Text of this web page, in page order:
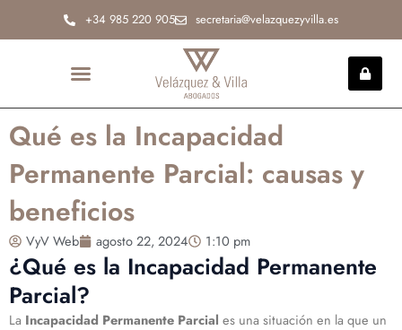
+34 985 220 905 secretaria@velazquezyvilla.es
Qué es la Incapacidad
Permanente Parcial: causas y
beneficios
VyV Web agosto 22, 2024 1:10 pm
¿Qué es la Incapacidad Permanente
Parcial?
La Incapacidad Permanente Parcial es una situación en la que un